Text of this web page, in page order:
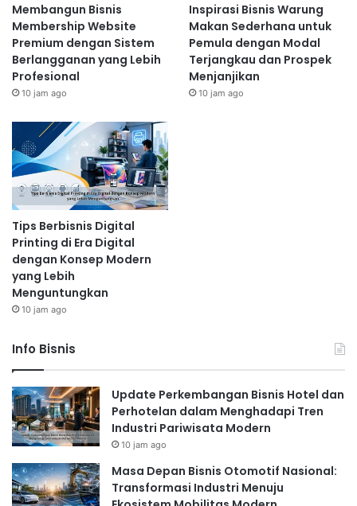
Membangun Bisnis
Membership Website
Premium dengan Sistem
Berlangganan yang Lebih
Profesional
10 jam ago
Inspirasi Bisnis Warung
Makan Sederhana untuk
Pemula dengan Modal
Terjangkau dan Prospek
Menjanjikan
10 jam ago
Tips Berbisnis Digital
Printing di Era Digital
dengan Konsep Modern
yang Lebih
Menguntungkan
10 jam ago
Info Bisnis
Update Perkembangan Bisnis Hotel dan
Perhotelan dalam Menghadapi Tren
Industri Pariwisata Modern
10 jam ago
Masa Depan Bisnis Otomotif Nasional:
Transformasi Industri Menuju